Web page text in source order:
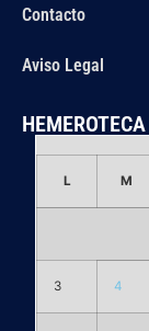
Contacto
Aviso Legal
HEMEROTECA
L M
3 4